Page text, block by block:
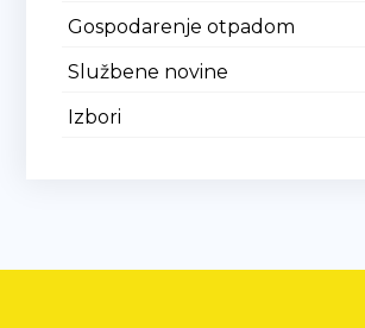
Gospodarenje otpadom
Službene novine
Izbori